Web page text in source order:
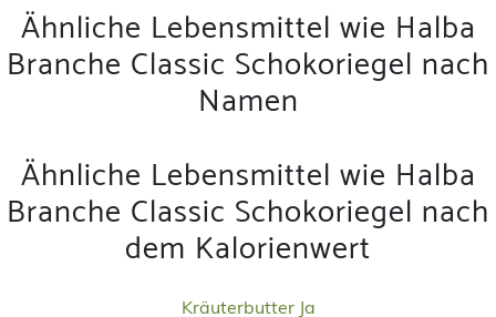
Ähnliche Lebensmittel wie Halba
Branche Classic Schokoriegel nach
Namen
Ähnliche Lebensmittel wie Halba
Branche Classic Schokoriegel nach
dem Kalorienwert
Kräuterbutter Ja